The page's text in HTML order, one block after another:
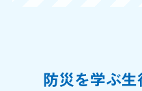
防災を学ぶ